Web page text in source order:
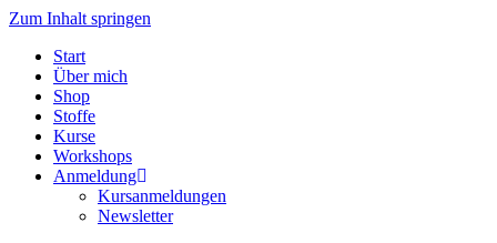
Zum Inhalt springen
Start
Über mich
Shop
Stoffe
Kurse
Workshops
Anmeldung
Kursanmeldungen
Newsletter